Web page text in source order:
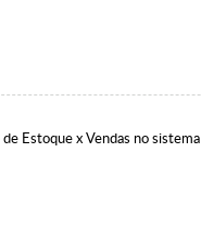
Estoque x Vendas no sistema